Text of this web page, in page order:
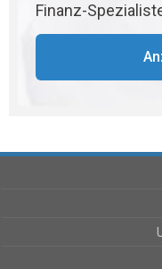
Finanz-